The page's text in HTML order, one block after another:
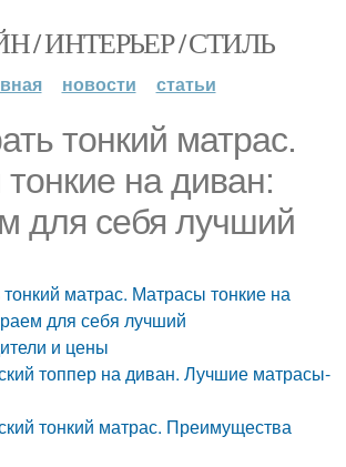
/ ИНТЕРЬЕР / СТИЛЬ
новости статьи
тонкий матрас.
на диван:
для себя лучший
матрас. Матрасы тонкие на
для себя лучший
и цены
топпер на диван. Лучшие матрасы-
тонкий матрас. Преимущества